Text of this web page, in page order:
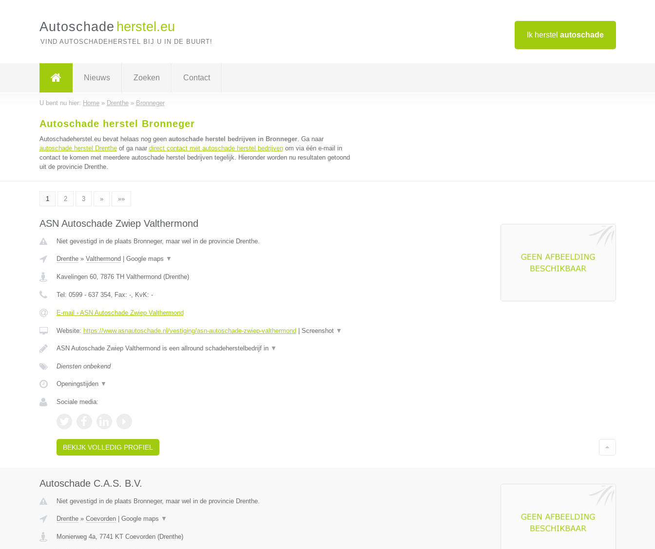
Ik herstel autoschade
Autoschade herstel.eu
VIND AUTOSCHADEHERSTEL BIJ U IN DE BUURT!
Nieuws Zoeken Contact
U bent nu hier: Home» Drenthe» Bronneger
Autoschade herstel Bronneger
Autoschadeherstel.eu bevat helaas nog geen autoschade herstel bedrijven in Bronneger. Ga naar
autoschade herstel Drentheof ga naar direct contact met autoschade herstel bedrijvenom via één e-mail in
contact te komen met meerdere autoschade herstel bedrijven tegelijk. Hieronder worden nu resultaten getoond
uit de provincie Drenthe.
1 2 3 » »»
ASN Autoschade Zwiep Valthermond
Niet gevestigd in de plaats Bronneger, maar wel in de provincie Drenthe.
Drenthe» Valthermond Google maps ▼
Kavelingen 60, 7876 TH Valthermond (Drenthe)
Tel: 0599 - 637 354, Fax: -, KvK: -
E-mail › ASN Autoschade Zwiep Valthermond
Website: https://www.asnautoschade.nl/vestiging/asn-autoschade-zwiep-valthermond Screenshot ▼
ASN Autoschade Zwiep Valthermond is een allround schadeherstelbedrijf in ▼
Diensten onbekend
Openingstijden ▼
Sociale media:
BEKIJK VOLLEDIG PROFIEL
Autoschade C.A.S. B.V.
Niet gevestigd in de plaats Bronneger, maar wel in de provincie Drenthe.
Drenthe» Coevorden| Google maps ▼
Monierweg 4a, 7741 KT Coevorden(Drenthe)